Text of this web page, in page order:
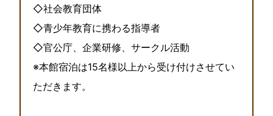
◇社会教育団体
◇青少年教育に携わる指導者
◇官公庁、企業研修、サークル活動
※本館宿泊は15名様以上から受け付けさせてい
ただきます。